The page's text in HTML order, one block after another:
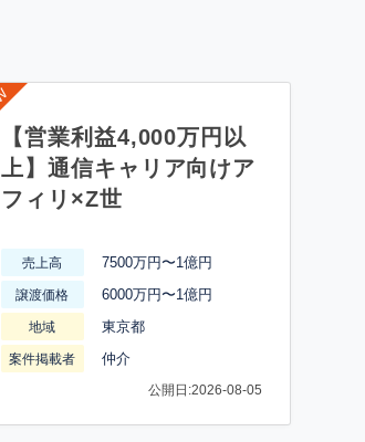
【営業利益4,000万円以
上】通信キャリア向けア
フィリ×Z世
売上高 7500万円〜1億円
譲渡価格 6000万円〜1億円
地域 東京都
案件掲載者 仲介
公開日:2026-08-05